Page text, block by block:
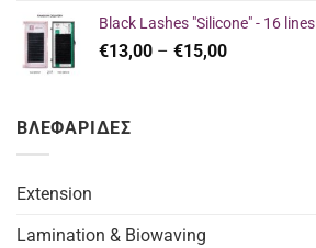
€27,50.είναι:
€26,00.
Black Lashes "Silicone" - 16 lines
€13,00 – €15,00Price
ΒΛΕΦΑΡΙΔΕΣ
Extension
Lamination & Biowaving